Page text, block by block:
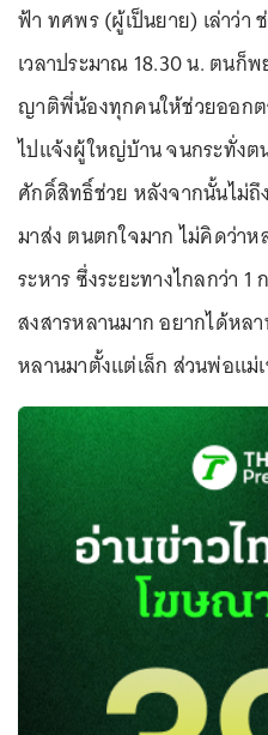
ฟ้า ทศพร (ผู้เป็นยาย) เล่าว่า
เวลาประมาณ 18.30 น. ตนก็
ญาติพี่น้องทุกคนให้ช่วยออกต
ไปแจ้งผู้ใหญ่บ้าน จนกระทั่งต
ศักดิ์สิทธิ์ช่วย หลังจากนั้นไม่
มาส่ง ตนตกใจมาก ไม่คิดว่า
ระหาร ซึ่งระยะทางไกลกว่า
สงสารหลานมาก อยากได้หล
หลานมาตั้งแต่เล็ก ส่วนพ่อแม่